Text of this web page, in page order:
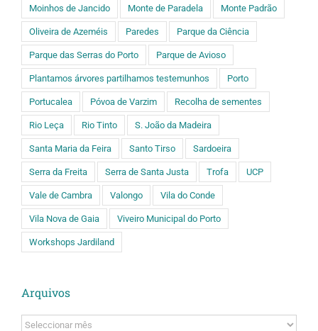
Moinhos de Jancido Monte de Paradela Monte Padrão
Oliveira de Azeméis Paredes Parque da Ciência
Parque das Serras do Porto Parque de Avioso
Plantamos árvores partilhamos testemunhos Porto
Portucalea Póvoa de Varzim Recolha de sementes
Rio Leça Rio Tinto S. João da Madeira
Santa Maria da Feira Santo Tirso Sardoeira
Serra da Freita Serra de Santa Justa Trofa UCP
Vale de Cambra Valongo Vila do Conde
Vila Nova de Gaia Viveiro Municipal do Porto
Workshops Jardiland
Arquivos
Arquivos